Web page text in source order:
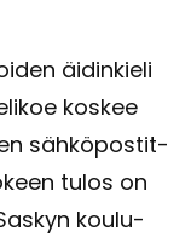
äi­din­kie­li
kos­kee
säh­kö­pos­tit­
tulos on
kou­lu­